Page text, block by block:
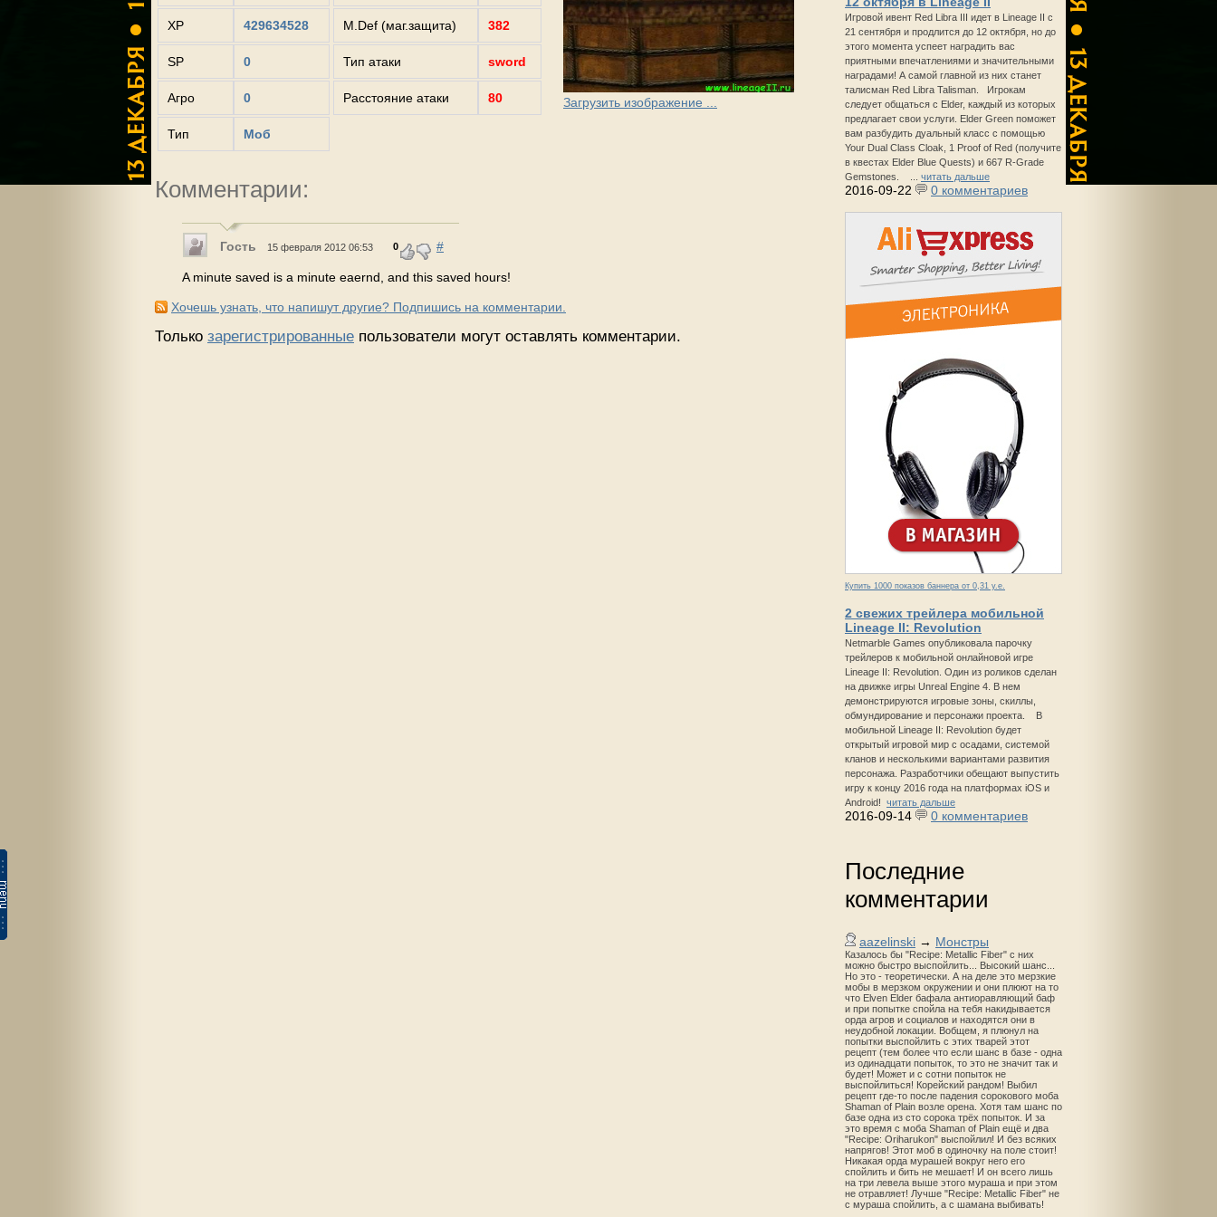
Игровой ивент Red Libra III идет в Lineage II с
21 сентября и продлится до 12 октября, но до
этого момента успеет наградить вас
приятными впечатлениями и значительными
наградами! А самой главной из них станет
талисман Red Libra Talisman. Игрокам
следует общаться с Elder, каждый из которых
предлагает свои услуги. Elder Green поможет
вам разбудить дуальный класс с помощью
Your Dual Class Cloak, 1 Proof of Red (получите
в квестах Elder Blue Quests) и 667 R-Grade
Gemstones. ... читать дальше
2016-09-22 0 комментариев
Купить 1000 показов баннера от 0,31 у.е.
2 свежих трейлера мобильной
Lineage II: Revolution
Netmarble Games опубликовала парочку
трейлеров к мобильной онлайновой игре
Lineage II: Revolution. Один из роликов сделан
на движке игры Unreal Engine 4. В нем
демонстрируются игровые зоны, скиллы,
обмундирование и персонажи проекта. В
мобильной Lineage II: Revolution будет
открытый игровой мир с осадами, системой
кланов и несколькими вариантами развития
персонажа. Разработчики обещают выпустить
игру к концу 2016 года на платформах iOS и
Android! читать дальше
2016-09-14 0 комментариев
Последние
комментарии
aazelinski → Монстры
Казалось бы "Recipe: Metallic Fiber" с них
можно быстро выспойлить... Высокий шанс...
Но это - теоретически. А на деле это мерзкие
мобы в мерзком окружении и они плюют на то
что Elven Elder бафала антиоравляющий баф
и при попытке спойла на тебя накидывается
орда агров и социалов и находятся они в
неудобной локации. Вобщем, я плюнул на
попытки выспойлить с этих тварей этот
рецепт (тем более что если шанс в базе - одна
из одинадцати попыток, то это не значит так и
будет! Может и с сотни попыток не
выспойлиться! Корейский рандом! Выбил
рецепт где-то после падения сорокового моба
Shaman of Plain возле орена. Хотя там шанс по
базе одна из сто сорока трёх попыток. И за
это время с моба Shaman of Plain ещё и два
"Recipe: Oriharukon" выспойлил! И без всяких
напрягов! Этот моб в одиночку на поле стоит!
Никакая орда мурашей вокруг него его
спойлить и бить не мешает! И он всего лишь
на три левела выше этого мураша и при этом
не отравляет! Лучше "Recipe: Metallic Fiber" не
с мураша спойлить, а с шамана выбивать!
XP 429634528
SP 0
Агро 0
Тип Моб
M.Def (маг.защита) 382
Тип атаки sword
Расстояние атаки 80 Загрузить изображение ...
Комментарии:
Гость 15 февраля 2012 06:53 0 #
A minute saved is a minute eaernd, and this saved hours!
Хочешь узнать, что напишут другие? Подпишись на комментарии.
Только зарегистрированные пользователи могут оставлять комментарии.